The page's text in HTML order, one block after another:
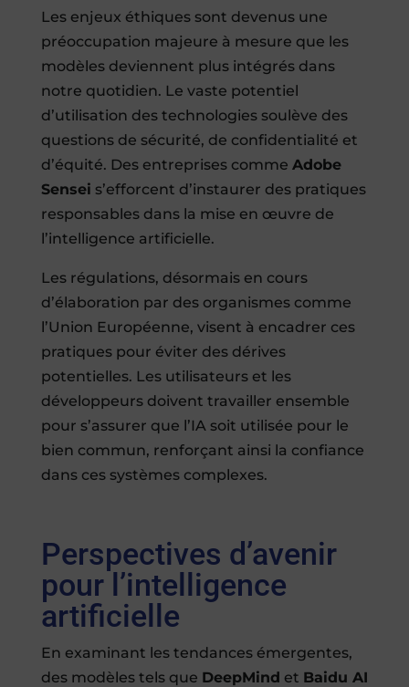
Les enjeux éthiques sont devenus une
préoccupation majeure à mesure que les
modèles deviennent plus intégrés dans
notre quotidien. Le vaste potentiel
d’utilisation des technologies soulève des
questions de sécurité, de confidentialité et
d’équité. Des entreprises comme Adobe
Sensei s’efforcent d’instaurer des pratiques
responsables dans la mise en œuvre de
l’intelligence artificielle.
Les régulations, désormais en cours
d’élaboration par des organismes comme
l’Union Européenne, visent à encadrer ces
pratiques pour éviter des dérives
potentielles. Les utilisateurs et les
développeurs doivent travailler ensemble
pour s’assurer que l’IA soit utilisée pour le
bien commun, renforçant ainsi la confiance
dans ces systèmes complexes.
Perspectives d’avenir
pour l’intelligence
artificielle
En examinant les tendances émergentes,
des modèles tels que DeepMind et Baidu AI